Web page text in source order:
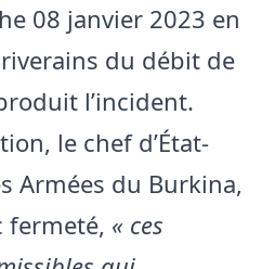
08 janvier 2023 en
du débit de
l’incident.
le chef d’État-
Armées du Burkina,
fermeté, « ces